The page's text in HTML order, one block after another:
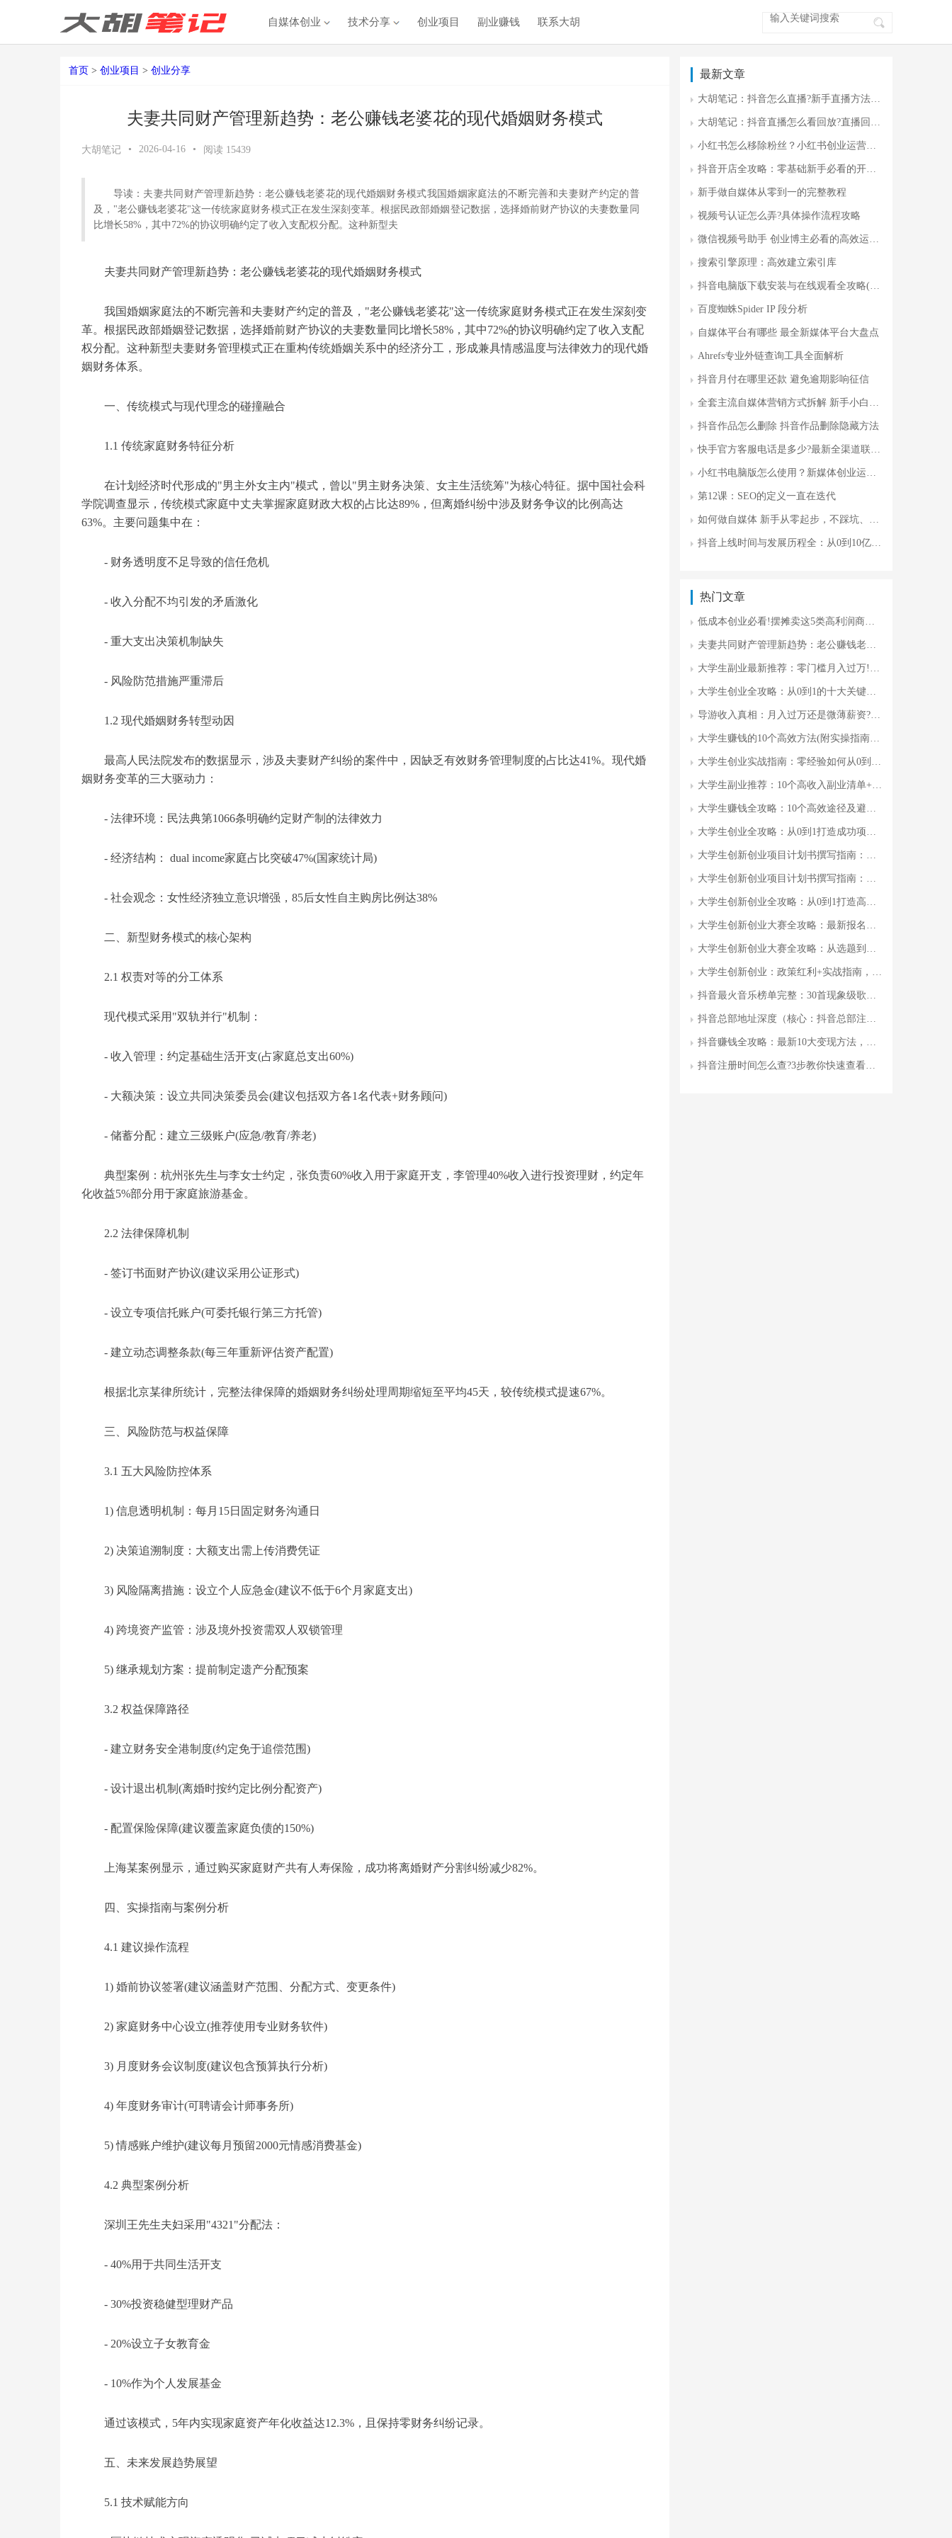
自媒体创业 技术分享 创业项目 副业赚钱 联系大胡
首页 > 创业项目 > 创业分享
夫妻共同财产管理新趋势：老公赚钱老婆花的现代婚姻财务模式
大胡笔记 • 2026-04-16 • 阅读 15439
导读：夫妻共同财产管理新趋势：老公赚钱老婆花的现代婚姻财务模式我国婚姻家庭法的不断完善和夫妻财产约定的普
及，"老公赚钱老婆花"这一传统家庭财务模式正在发生深刻变革。根据民政部婚姻登记数据，选择婚前财产协议的夫妻数量同
比增长58%，其中72%的协议明确约定了收入支配权分配。这种新型夫
夫妻共同财产管理新趋势：老公赚钱老婆花的现代婚姻财务模式
我国婚姻家庭法的不断完善和夫妻财产约定的普及，"老公赚钱老婆花"这一传统家庭财务模式正在发生深刻变
革。根据民政部婚姻登记数据，选择婚前财产协议的夫妻数量同比增长58%，其中72%的协议明确约定了收入支配
权分配。这种新型夫妻财务管理模式正在重构传统婚姻关系中的经济分工，形成兼具情感温度与法律效力的现代婚
姻财务体系。
一、传统模式与现代理念的碰撞融合
1.1 传统家庭财务特征分析
在计划经济时代形成的"男主外女主内"模式，曾以"男主财务决策、女主生活统筹"为核心特征。据中国社会科
学院调查显示，传统模式家庭中丈夫掌握家庭财政大权的占比达89%，但离婚纠纷中涉及财务争议的比例高达
63%。主要问题集中在：
- 财务透明度不足导致的信任危机
- 收入分配不均引发的矛盾激化
- 重大支出决策机制缺失
- 风险防范措施严重滞后
1.2 现代婚姻财务转型动因
最高人民法院发布的数据显示，涉及夫妻财产纠纷的案件中，因缺乏有效财务管理制度的占比达41%。现代婚
姻财务变革的三大驱动力：
- 法律环境：民法典第1066条明确约定财产制的法律效力
- 经济结构： dual income家庭占比突破47%(国家统计局)
- 社会观念：女性经济独立意识增强，85后女性自主购房比例达38%
二、新型财务模式的核心架构
2.1 权责对等的分工体系
现代模式采用"双轨并行"机制：
- 收入管理：约定基础生活开支(占家庭总支出60%)
- 大额决策：设立共同决策委员会(建议包括双方各1名代表+财务顾问)
- 储蓄分配：建立三级账户(应急/教育/养老)
典型案例：杭州张先生与李女士约定，张负责60%收入用于家庭开支，李管理40%收入进行投资理财，约定年
化收益5%部分用于家庭旅游基金。
2.2 法律保障机制
- 签订书面财产协议(建议采用公证形式)
- 设立专项信托账户(可委托银行第三方托管)
- 建立动态调整条款(每三年重新评估资产配置)
根据北京某律所统计，完整法律保障的婚姻财务纠纷处理周期缩短至平均45天，较传统模式提速67%。
三、风险防范与权益保障
3.1 五大风险防控体系
1) 信息透明机制：每月15日固定财务沟通日
2) 决策追溯制度：大额支出需上传消费凭证
3) 风险隔离措施：设立个人应急金(建议不低于6个月家庭支出)
4) 跨境资产监管：涉及境外投资需双人双锁管理
5) 继承规划方案：提前制定遗产分配预案
3.2 权益保障路径
- 建立财务安全港制度(约定免于追偿范围)
- 设计退出机制(离婚时按约定比例分配资产)
- 配置保险保障(建议覆盖家庭负债的150%)
上海某案例显示，通过购买家庭财产共有人寿保险，成功将离婚财产分割纠纷减少82%。
四、实操指南与案例分析
4.1 建议操作流程
1) 婚前协议签署(建议涵盖财产范围、分配方式、变更条件)
2) 家庭财务中心设立(推荐使用专业财务软件)
3) 月度财务会议制度(建议包含预算执行分析)
4) 年度财务审计(可聘请会计师事务所)
5) 情感账户维护(建议每月预留2000元情感消费基金)
4.2 典型案例分析
深圳王先生夫妇采用"4321"分配法：
- 40%用于共同生活开支
- 30%投资稳健型理财产品
- 20%设立子女教育金
- 10%作为个人发展基金
通过该模式，5年内实现家庭资产年化收益达12.3%，且保持零财务纠纷记录。
五、未来发展趋势展望
5.1 技术赋能方向
最新文章
大胡笔记：抖音怎么直播?新手直播方法 零门槛开播指南
大胡笔记：抖音直播怎么看回放?直播回放入门
小红书怎么移除粉丝？小红书创业运营攻略
抖音开店全攻略：零基础新手必看的开店流程与运营技巧(附避坑指南)
新手做自媒体从零到一的完整教程
视频号认证怎么弄?具体操作流程攻略
微信视频号助手 创业博主必看的高效运营神器
搜索引擎原理：高效建立索引库
抖音电脑版下载安装与在线观看全攻略(最新版)
百度蜘蛛Spider IP 段分析
自媒体平台有哪些 最全新媒体平台大盘点
Ahrefs专业外链查询工具全面解析
抖音月付在哪里还款 避免逾期影响征信
全套主流自媒体营销方式拆解 新手小白攻略
抖音作品怎么删除 抖音作品删除隐藏方法
快手官方客服电话是多少?最新全渠道联系方式及问题处理指南
小红书电脑版怎么使用？新媒体创业运营更高效
第12课：SEO的定义一直在迭代
如何做自媒体 新手从零起步，不踩坑、不瞎忙
抖音上线时间与发展历程全：从0到10亿用户的商业密码
热门文章
低成本创业必看!摆摊卖这5类高利润商品，启动资金不足300元
夫妻共同财产管理新趋势：老公赚钱老婆花的现代婚姻财务模式
大学生副业最新推荐：零门槛月入过万!10个高需求副业
大学生创业全攻略：从0到1的十大关键步骤与实战案例
导游收入真相：月入过万还是微薄薪资?职业收入全
大学生赚钱的10个高效方法(附实操指南)|最新攻略
大学生创业实战指南：零经验如何从0到1打造盈利项目?附10个成功案例与避坑秘籍
大学生副业推荐：10个高收入副业清单+避坑指南(附最新数据)
大学生赚钱全攻略：10个高效途径及避坑指南
大学生创业全攻略：从0到1打造成功项目的7个步骤+政策补贴+真实案例
大学生创新创业项目计划书撰写指南：从选题到落地的全流程
大学生创新创业项目计划书撰写指南：从0到1保姆级教程及20个成功案例
大学生创新创业全攻略：从0到1打造高价值项目，手把手教你轻松拿奖和融资
大学生创新创业大赛全攻略：最新报名条件、比赛流程与获奖案例
大学生创新创业大赛全攻略：从选题到获奖的7个关键步骤
大学生创新创业：政策红利+实战指南，如何打造高价值创业项目
抖音最火音乐榜单完整：30首现象级歌曲及创作技巧
抖音总部地址深度（核心：抖音总部注册地址）
抖音赚钱全攻略：最新10大变现方法，手把手教你月入过万
抖音注册时间怎么查?3步教你快速查看账号创建时间(最新教程)